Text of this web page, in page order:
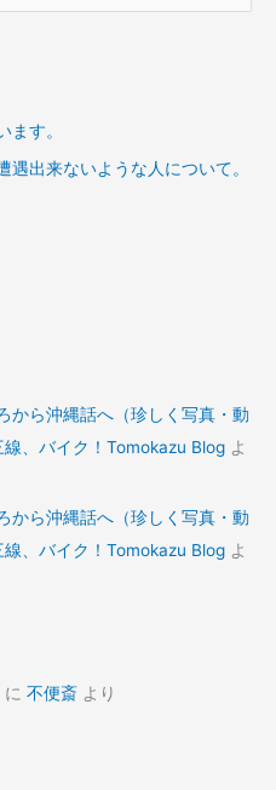
ます。
出来ないような人について。
から沖縄話へ（珍しく写真・動
、バイク！Tomokazu Blog よ
から沖縄話へ（珍しく写真・動
、バイク！Tomokazu Blog よ
に 不便斎 より